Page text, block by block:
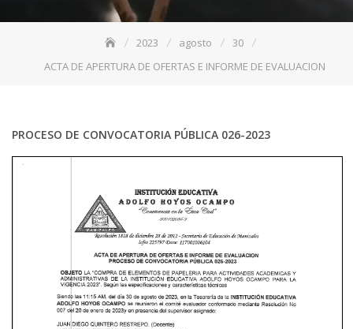
2023 agosto
30
ACTA DE APERTURA DE OFERTAS E INFORME DE EVALUACION
PROCESO DE CONVOCATORIA PÚBLICA 026-2023